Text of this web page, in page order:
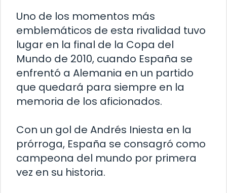
Uno de los momentos más
emblemáticos de esta rivalidad tuvo
lugar en la final de la Copa del
Mundo de 2010, cuando España se
enfrentó a Alemania en un partido
que quedará para siempre en la
memoria de los aficionados.
Con un gol de Andrés Iniesta en la
prórroga, España se consagró como
campeona del mundo por primera
vez en su historia.